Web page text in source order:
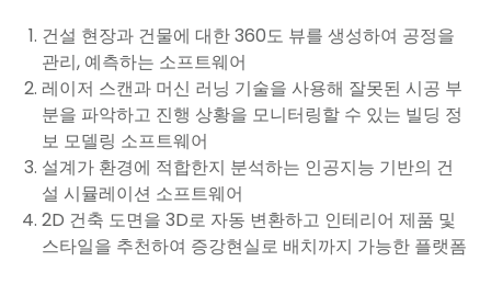
건설 현장과 건물에 대한 360도 뷰를 생성하여 공정을
관리, 예측하는 소프트웨어
레이저 스캔과 머신 러닝 기술을 사용해 잘못된 시공 부
분을 파악하고 진행 상황을 모니터링할 수 있는 빌딩 정
보 모델링 소프트웨어
설계가 환경에 적합한지 분석하는 인공지능 기반의 건
설 시뮬레이션 소프트웨어
2D 건축 도면을 3D로 자동 변환하고 인테리어 제품 및
스타일을 추천하여 증강현실로 배치까지 가능한 플랫폼